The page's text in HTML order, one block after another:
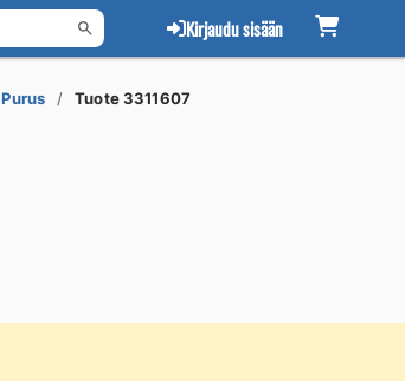
Kirjaudu sisään
Purus Tuote 3311607